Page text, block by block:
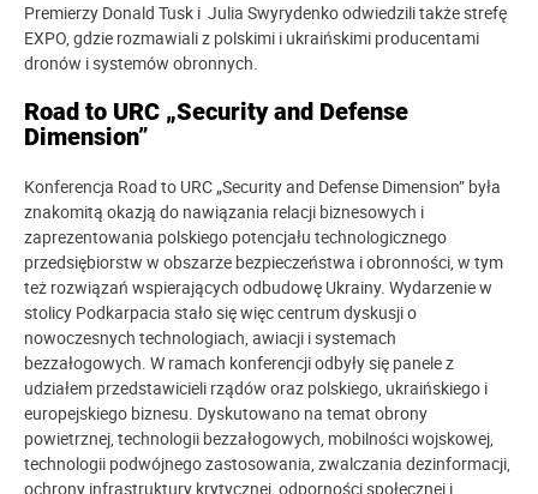
Premierzy Donald Tusk i Julia Swyrydenko odwiedzili także strefę
EXPO, gdzie rozmawiali z polskimi i ukraińskimi producentami
dronów i systemów obronnych.
Road to URC „Security and Defense
Dimension”
Konferencja Road to URC „Security and Defense Dimension” była
znakomitą okazją do nawiązania relacji biznesowych i
zaprezentowania polskiego potencjału technologicznego
przedsiębiorstw w obszarze bezpieczeństwa i obronności, w tym
też rozwiązań wspierających odbudowę Ukrainy. Wydarzenie w
stolicy Podkarpacia stało się więc centrum dyskusji o
nowoczesnych technologiach, awiacji i systemach
bezzałogowych. W ramach konferencji odbyły się panele z
udziałem przedstawicieli rządów oraz polskiego, ukraińskiego i
europejskiego biznesu. Dyskutowano na temat obrony
powietrznej, technologii bezzałogowych, mobilności wojskowej,
technologii podwójnego zastosowania, zwalczania dezinformacji,
ochrony infrastruktury krytycznej, odporności społecznej i